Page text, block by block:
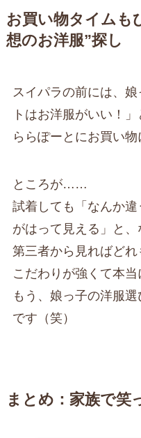
お買い物タイムも
想のお洋服”探し
スイパラの前には、
トはお洋服がいい！
ららぽーとにお買い
ところが……
試着しても「なんか
がはって見える」と
第三者から見ればど
こだわりが強くて本当
もう、娘っ子の洋服
です（笑）
まとめ：家族で笑